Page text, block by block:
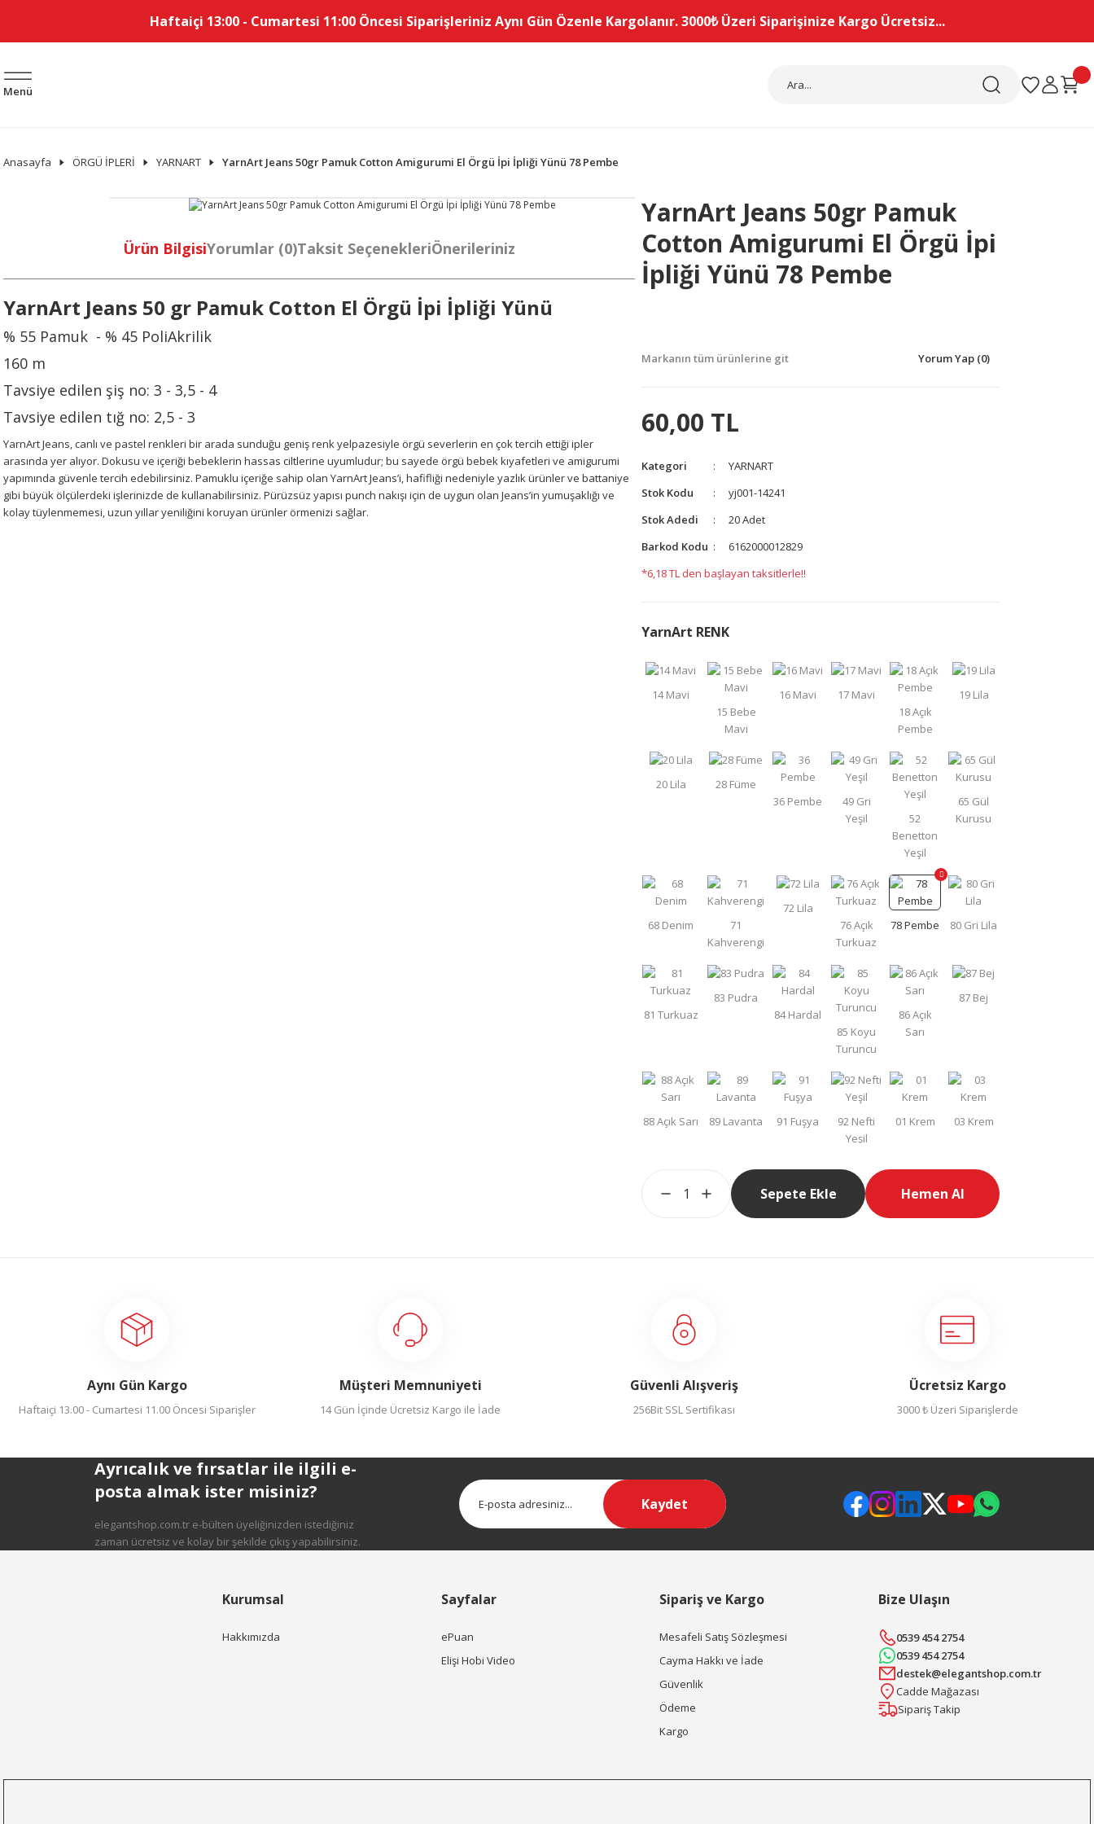
Haftaiçi 13:00 - Cumartesi 11:00 Öncesi Siparişleriniz Aynı Gün Özenle Kargolanır. 3000₺ Üzeri Siparişinize Kargo Ücretsiz...
Menü
Anasayfa ÖRGÜ İPLERİ YARNART YarnArt Jeans 50gr Pamuk Cotton Amigurumi El Örgü İpi İpliği Yünü 78 Pembe
Ürün BilgisiYorumlar (0)Taksit SeçenekleriÖnerileriniz
YarnArt Jeans 50 gr Pamuk Cotton El Örgü İpi İpliği Yünü
% 55 Pamuk - % 45 PoliAkrilik
160 m
Tavsiye edilen şiş no: 3 - 3,5 - 4
Tavsiye edilen tığ no: 2,5 - 3
YarnArt Jeans, canlı ve pastel renkleri bir arada sunduğu geniş renk yelpazesiyle örgü severlerin en çok tercih ettiği ipler
arasında yer alıyor. Dokusu ve içeriği bebeklerin hassas ciltlerine uyumludur; bu sayede örgü bebek kıyafetleri ve amigurumi
yapımında güvenle tercih edebilirsiniz. Pamuklu içeriğe sahip olan YarnArt Jeans’i, hafifliği nedeniyle yazlık ürünler ve battaniye
gibi büyük ölçülerdeki işlerinizde de kullanabilirsiniz. Pürüzsüz yapısı punch nakışı için de uygun olan Jeans’in yumuşaklığı ve
kolay tüylenmemesi, uzun yıllar yeniliğini koruyan ürünler örmenizi sağlar.
YarnArt Jeans 50gr Pamuk
Cotton Amigurumi El Örgü İpi
İpliği Yünü 78 Pembe
Markanın tüm ürünlerine git Yorum Yap (0)
60,00 TL
Kategori
YARNART
Stok Kodu
yj001-14241
Stok Adedi
20 Adet
Barkod Kodu
6162000012829
*6,18 TL den başlayan taksitlerle!!
YarnArt RENK
Sepete Ekle Hemen Al
Aynı Gün Kargo
Haftaiçi 13.00 - Cumartesi 11.00 Öncesi Siparişler
Müşteri Memnuniyeti
14 Gün İçinde Ücretsiz Kargo ile İade
Güvenli Alışveriş
256Bit SSL Sertifikası
Ücretsiz Kargo
3000 ₺ Üzeri Siparişlerde
Ayrıcalık ve fırsatlar ile ilgili e-
posta almak ister misiniz?
elegantshop.com.tr e-bülten üyeliğinizden istediğiniz
zaman ücretsiz ve kolay bir şekilde çıkış yapabilirsiniz.
Kaydet
Kurumsal
Hakkımızda
Sayfalar
ePuan
Elişi Hobi Video
Sipariş ve Kargo
Mesafeli Satış Sözleşmesi
Cayma Hakkı ve İade
Güvenlik
Ödeme
Kargo
Bize Ulaşın
0539 454 2754
0539 454 2754
destek@elegantshop.com.tr
Cadde Mağazası
Sipariş Takip